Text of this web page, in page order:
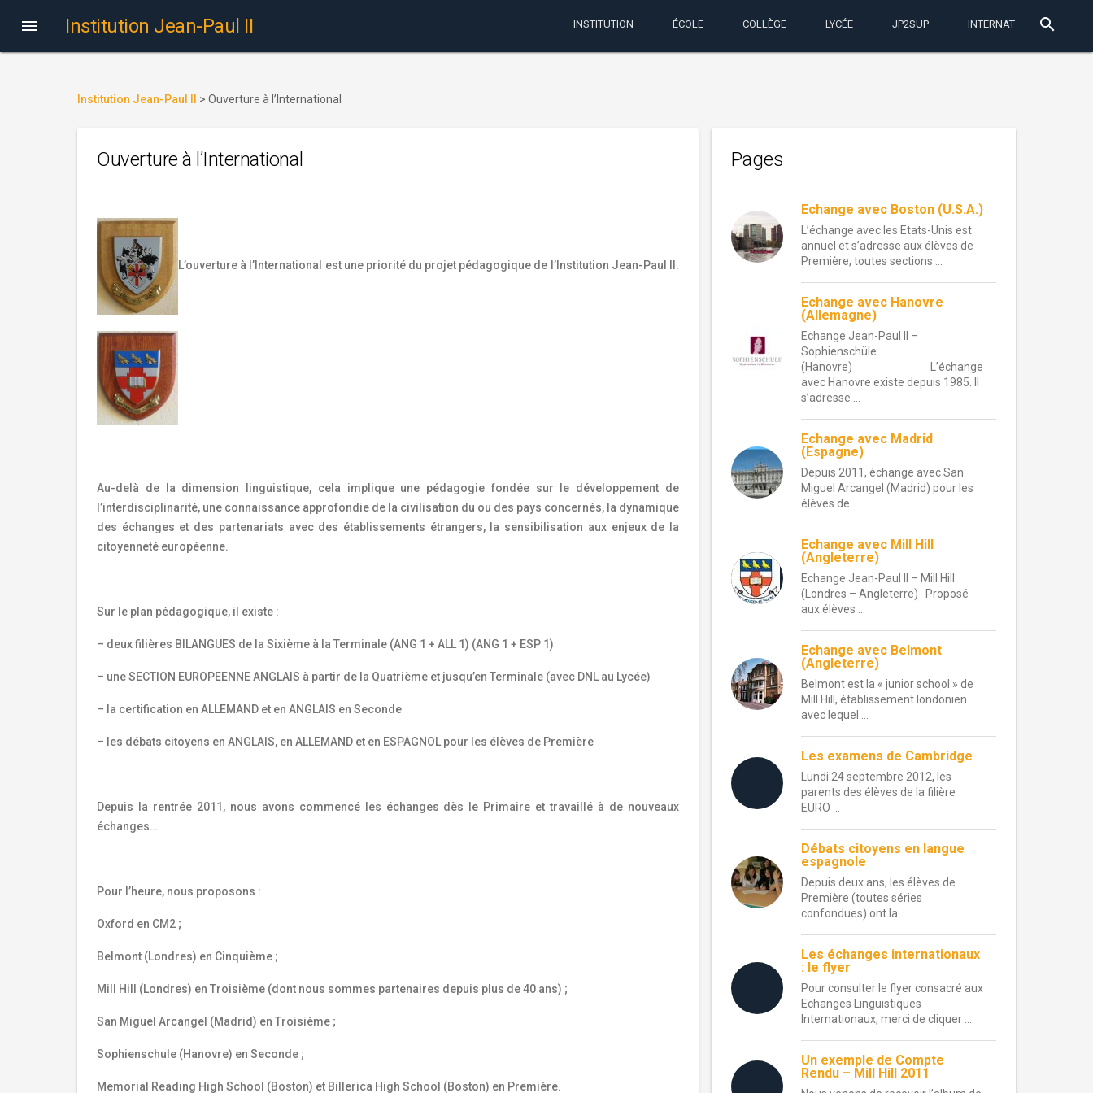
 Institution Jean-Paul II INSTITUTION ÉCOLE COLLÈGE LYCÉE JP2SUP INTERNAT search
Institution Jean-Paul II > Ouverture à l’International
Ouverture à l’International
L’ouverture à l’International est une priorité du projet pédagogique de l’Institution Jean-Paul II.
Au-delà de la dimension linguistique, cela implique une pédagogie fondée sur le développement de
l’interdisciplinarité, une connaissance approfondie de la civilisation du ou des pays concernés, la dynamique
des échanges et des partenariats avec des établissements étrangers, la sensibilisation aux enjeux de la
citoyenneté européenne.
Sur le plan pédagogique, il existe :
– deux filières BILANGUES de la Sixième à la Terminale (ANG 1 + ALL 1) (ANG 1 + ESP 1)
– une SECTION EUROPEENNE ANGLAIS à partir de la Quatrième et jusqu’en Terminale (avec DNL au Lycée)
– la certification en ALLEMAND et en ANGLAIS en Seconde
– les débats citoyens en ANGLAIS, en ALLEMAND et en ESPAGNOL pour les élèves de Première
Depuis la rentrée 2011, nous avons commencé les échanges dès le Primaire et travaillé à de nouveaux
échanges…
Pour l’heure, nous proposons :
Oxford en CM2 ;
Belmont (Londres) en Cinquième ;
Mill Hill (Londres) en Troisième (dont nous sommes partenaires depuis plus de 40 ans) ;
San Miguel Arcangel (Madrid) en Troisième ;
Sophienschule (Hanovre) en Seconde ;
Memorial Reading High School (Boston) et Billerica High School (Boston) en Première.
Pages
Echange avec Boston (U.S.A.)
L’échange avec les Etats-Unis est
annuel et s’adresse aux élèves de
Première, toutes sections ...
Echange avec Hanovre
(Allemagne)
Echange Jean-Paul II –
Sophienschüle
(Hanovre) L’échange
avec Hanovre existe depuis 1985. Il
s’adresse ...
Echange avec Madrid
(Espagne)
Depuis 2011, échange avec San
Miguel Arcangel (Madrid) pour les
élèves de ...
Echange avec Mill Hill
(Angleterre)
Echange Jean-Paul II – Mill Hill
(Londres – Angleterre) Proposé
aux élèves ...
Echange avec Belmont
(Angleterre)
Belmont est la « junior school » de
Mill Hill, établissement londonien
avec lequel ...
Les examens de Cambridge
Lundi 24 septembre 2012, les
parents des élèves de la filière
EURO ...
Débats citoyens en langue
espagnole
Depuis deux ans, les élèves de
Première (toutes séries
confondues) ont la ...
Les échanges internationaux
: le flyer
Pour consulter le flyer consacré aux
Echanges Linguistiques
Internationaux, merci de cliquer ...
Un exemple de Compte
Rendu – Mill Hill 2011